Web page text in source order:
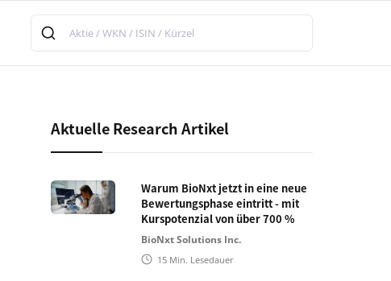
Aktuelle Research Artikel
Warum BioNxt jetzt in eine neue
Bewertungsphase eintritt - mit
Kurspotenzial von über 700 %
BioNxt Solutions Inc.
15 Min. Lesedauer